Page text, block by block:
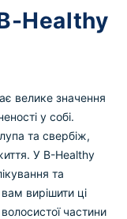
Healthy
велике значення
у собі.
та свербіж,
У B-Healthy
та
вирішити ці
частини